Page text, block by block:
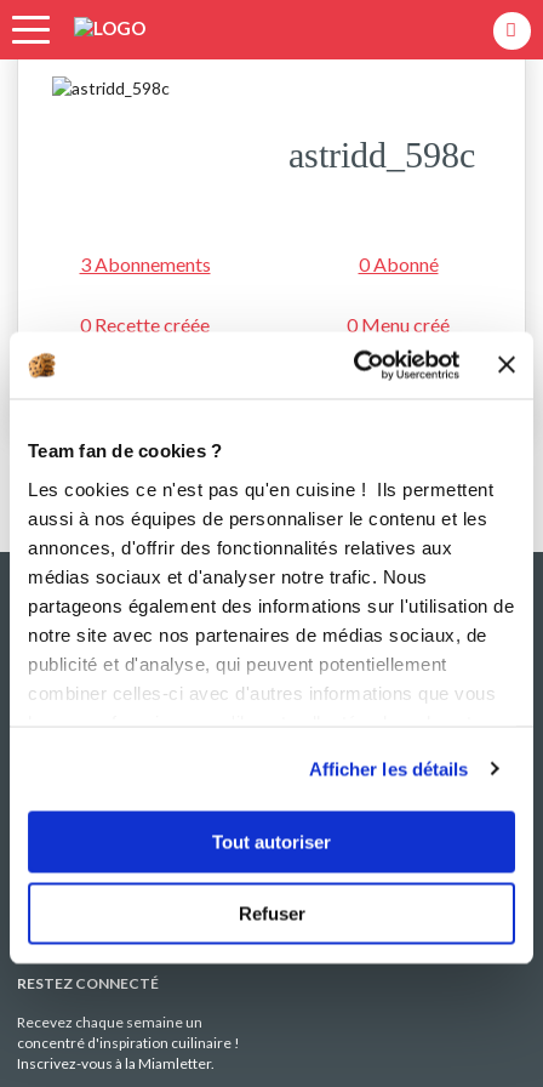
Team fan de cookies ?
Les cookies ce n'est pas qu'en cuisine ! Ils permettent
aussi à nos équipes de personnaliser le contenu et les
annonces, d'offrir des fonctionnalités relatives aux
médias sociaux et d'analyser notre trafic. Nous
partageons également des informations sur l'utilisation de
notre site avec nos partenaires de médias sociaux, de
publicité et d'analyse, qui peuvent potentiellement
combiner celles-ci avec d'autres informations que vous
Afficher les détails
Tout autoriser
Refuser
Accueil astridd_598c
astridd_598c
3 Abonnements 0 Abonné
0 Recette créée 0 Menu créé
Le Mag'
Boutique
C.G.U
Mentions légales
Politique de confidentialité
Utilisation des Cookies
RESTEZ CONNECTÉ
Recevez chaque semaine un
concentré d'inspiration cuilinaire !
Inscrivez-vous à la Miamletter.